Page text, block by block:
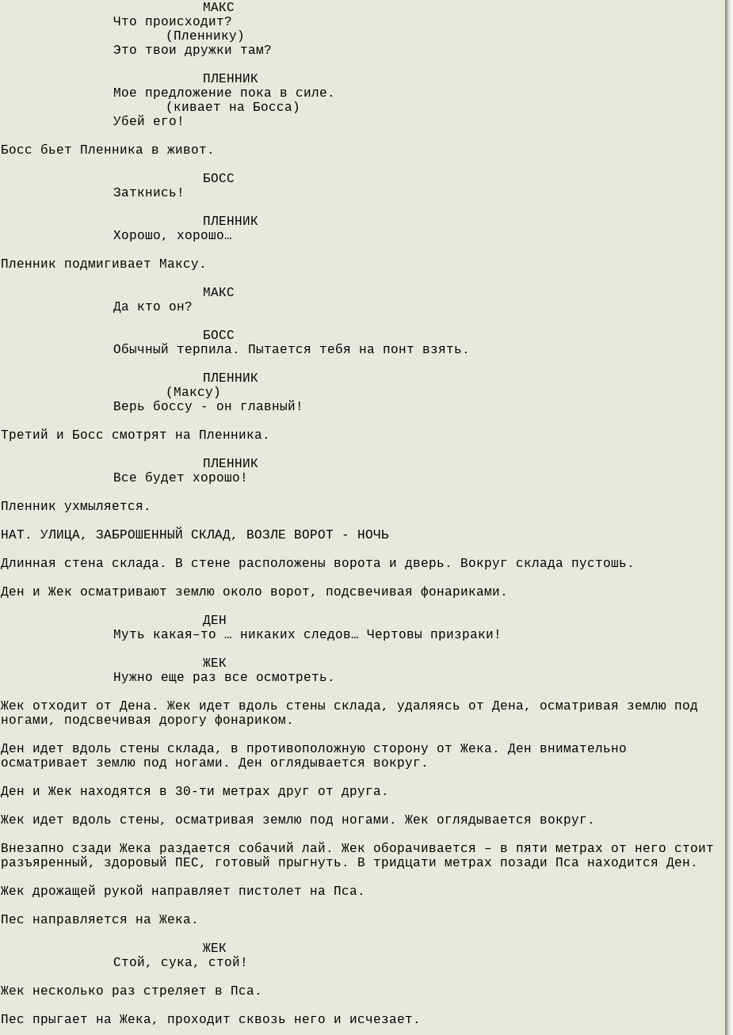
МАКС
Что происходит?
(Пленнику)
Это твои дружки там?
ПЛЕННИК
Мое предложение пока в силе.
(кивает на Босса)
Убей его!
Босс бьет Пленника в живот.
БОСС
Заткнись!
ПЛЕННИК
Хорошо, хорошо…
Пленник подмигивает Максу.
МАКС
Да кто он?
БОСС
Обычный терпила. Пытается тебя на понт взять.
ПЛЕННИК
(Максу)
Верь боссу - он главный!
Третий и Босс смотрят на Пленника.
ПЛЕННИК
Все будет хорошо!
Пленник ухмыляется.
НАТ. УЛИЦА, ЗАБРОШЕННЫЙ СКЛАД, ВОЗЛЕ ВОРОТ - НОЧЬ
Длинная стена склада. В стене расположены ворота и дверь. Вокруг склада пустошь.
Ден и Жек осматривают землю около ворот, подсвечивая фонариками.
ДЕН
Муть какая–то … никаких следов… Чертовы призраки!
ЖЕК
Нужно еще раз все осмотреть.
Жек отходит от Дена. Жек идет вдоль стены склада, удаляясь от Дена, осматривая землю под
ногами, подсвечивая дорогу фонариком.
Ден идет вдоль стены склада, в противоположную сторону от Жека. Ден внимательно
осматривает землю под ногами. Ден оглядывается вокруг.
Ден и Жек находятся в 30-ти метрах друг от друга.
Жек идет вдоль стены, осматривая землю под ногами. Жек оглядывается вокруг.
Внезапно сзади Жека раздается собачий лай. Жек оборачивается – в пяти метрах от него стоит
разъяренный, здоровый ПЕС, готовый прыгнуть. В тридцати метрах позади Пса находится Ден.
Жек дрожащей рукой направляет пистолет на Пса.
Пес направляется на Жека.
ЖЕК
Стой, сука, стой!
Жек несколько раз стреляет в Пса.
Пес прыгает на Жека, проходит сквозь него и исчезает.